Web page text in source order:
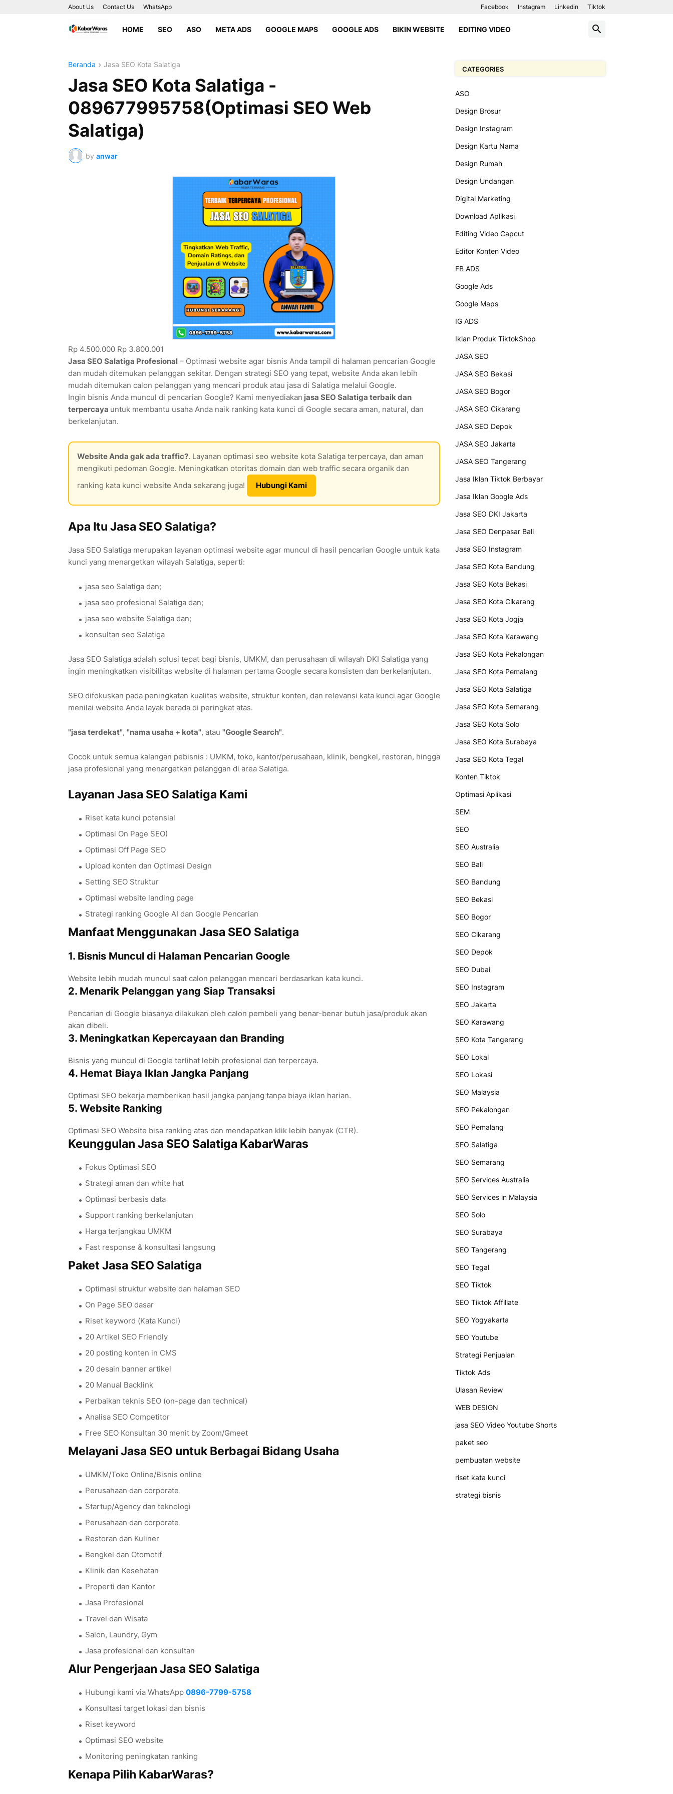
About Us Contact Us WhatsApp Facebook Instagram Linkedin Tiktok
HOME SEO ASO META ADS GOOGLE MAPS GOOGLE ADS BIKIN WEBSITE EDITING VIDEO
Beranda Jasa SEO Kota Salatiga
Jasa SEO Kota Salatiga -
089677995758(Optimasi SEO Web
Salatiga)
by anwar
Rp 4.500.000Rp 3.800.001
Jasa SEO Salatiga Profesional– Optimasi website agar bisnis Anda tampil di halaman pencarian Google
dan mudah ditemukan pelanggan sekitar. Dengan strategi SEO yang tepat, website Anda akan lebih
mudah ditemukan calon pelanggan yang mencari produk atau jasa di Salatiga melalui Google.
Ingin bisnis Anda muncul di pencarian Google? Kami menyediakan jasa SEO Salatiga terbaik dan
terpercaya untuk membantu usaha Anda naik ranking kata kunci di Google secara aman, natural, dan
berkelanjutan.
Website Anda gak ada traffic?. Layanan optimasi seo website kota Salatiga terpercaya, dan aman
mengikuti pedoman Google. Meningkatkan otoritas domain dan web traffic secara organik dan
ranking kata kunci website Anda sekarang juga!
Hubungi Kami
Apa Itu Jasa SEO Salatiga?
Jasa SEO Salatiga merupakan layanan optimasi website agar muncul di hasil pencarian Google untuk kata
kunci yang menargetkan wilayah Salatiga, seperti:
jasa seo Salatiga dan;
jasa seo profesional Salatiga dan;
jasa seo website Salatiga dan;
konsultan seo Salatiga
Jasa SEO Salatiga adalah solusi tepat bagi bisnis, UMKM, dan perusahaan di wilayah DKI Salatiga yang
ingin meningkatkan visibilitas website di halaman pertama Google secara konsisten dan berkelanjutan.
SEO difokuskan pada peningkatan kualitas website, struktur konten, dan relevansi kata kunci agar Google
menilai website Anda layak berada di peringkat atas.
"jasa terdekat", "nama usaha + kota", atau "Google Search".
Cocok untuk semua kalangan pebisnis : UMKM, toko, kantor/perusahaan, klinik, bengkel, restoran, hingga
jasa profesional yang menargetkan pelanggan di area Salatiga.
Layanan Jasa SEO Salatiga Kami
Riset kata kunci potensial
Optimasi On Page SEO)
Optimasi Off Page SEO
Upload konten dan Optimasi Design
Setting SEO Struktur
Optimasi website landing page
Strategi ranking Google AI dan Google Pencarian
Manfaat Menggunakan Jasa SEO Salatiga
1. Bisnis Muncul di Halaman Pencarian Google
Website lebih mudah muncul saat calon pelanggan mencari berdasarkan kata kunci.
2. Menarik Pelanggan yang Siap Transaksi
Pencarian di Google biasanya dilakukan oleh calon pembeli yang benar-benar butuh jasa/produk akan
akan dibeli.
3. Meningkatkan Kepercayaan dan Branding
Bisnis yang muncul di Google terlihat lebih profesional dan terpercaya.
4. Hemat Biaya Iklan Jangka Panjang
Optimasi SEO bekerja memberikan hasil jangka panjang tanpa biaya iklan harian.
5. Website Ranking
Optimasi SEO Website bisa ranking atas dan mendapatkan klik lebih banyak (CTR).
Keunggulan Jasa SEO Salatiga KabarWaras
Fokus Optimasi SEO
Strategi aman dan white hat
Optimasi berbasis data
Support ranking berkelanjutan
Harga terjangkau UMKM
Fast response & konsultasi langsung
Paket Jasa SEO Salatiga
Optimasi struktur website dan halaman SEO
On Page SEO dasar
Riset keyword (Kata Kunci)
20 Artikel SEO Friendly
20 posting konten in CMS
20 desain banner artikel
20 Manual Backlink
Perbaikan teknis SEO (on-page dan technical)
Analisa SEO Competitor
Free SEO Konsultan 30 menit by Zoom/Gmeet
Melayani Jasa SEO untuk Berbagai Bidang Usaha
UMKM/Toko Online/Bisnis online
Perusahaan dan corporate
Startup/Agency dan teknologi
Perusahaan dan corporate
Restoran dan Kuliner
Bengkel dan Otomotif
Klinik dan Kesehatan
Properti dan Kantor
Jasa Profesional
Travel dan Wisata
Salon, Laundry, Gym
Jasa profesional dan konsultan
Alur Pengerjaan Jasa SEO Salatiga
Hubungi kami via WhatsApp 0896-7799-5758
Konsultasi target lokasi dan bisnis
Riset keyword
Optimasi SEO website
Monitoring peningkatan ranking
Kenapa Pilih KabarWaras?
CATEGORIES
ASO
Design Brosur
Design Instagram
Design Kartu Nama
Design Rumah
Design Undangan
Digital Marketing
Download Aplikasi
Editing Video Capcut
Editor Konten Video
FB ADS
Google Ads
Google Maps
IG ADS
Iklan Produk TiktokShop
JASA SEO
JASA SEO Bekasi
JASA SEO Bogor
JASA SEO Cikarang
JASA SEO Depok
JASA SEO Jakarta
JASA SEO Tangerang
Jasa Iklan Tiktok Berbayar
Jasa Iklan Google Ads
Jasa SEO DKI Jakarta
Jasa SEO Denpasar Bali
Jasa SEO Instagram
Jasa SEO Kota Bandung
Jasa SEO Kota Bekasi
Jasa SEO Kota Cikarang
Jasa SEO Kota Jogja
Jasa SEO Kota Karawang
Jasa SEO Kota Pekalongan
Jasa SEO Kota Pemalang
Jasa SEO Kota Salatiga
Jasa SEO Kota Semarang
Jasa SEO Kota Solo
Jasa SEO Kota Surabaya
Jasa SEO Kota Tegal
Konten Tiktok
Optimasi Aplikasi
SEM
SEO
SEO Australia
SEO Bali
SEO Bandung
SEO Bekasi
SEO Bogor
SEO Cikarang
SEO Depok
SEO Dubai
SEO Instagram
SEO Jakarta
SEO Karawang
SEO Kota Tangerang
SEO Lokal
SEO Lokasi
SEO Malaysia
SEO Pekalongan
SEO Pemalang
SEO Salatiga
SEO Semarang
SEO Services Australia
SEO Services in Malaysia
SEO Solo
SEO Surabaya
SEO Tangerang
SEO Tegal
SEO Tiktok
SEO Tiktok Affiliate
SEO Yogyakarta
SEO Youtube
Strategi Penjualan
Tiktok Ads
Ulasan Review
WEB DESIGN
jasa SEO Video Youtube Shorts
paket seo
pembuatan website
riset kata kunci
strategi bisnis